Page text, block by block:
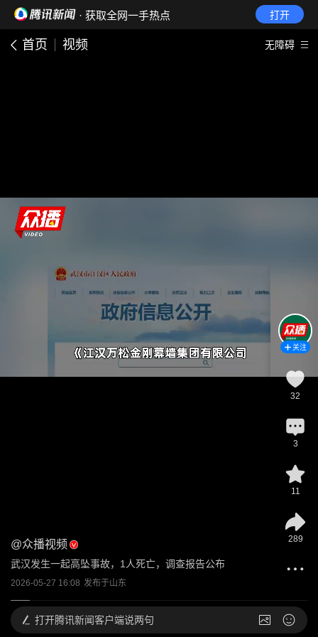
· 获取全网一手热点 打开
首页 视频 无障碍
@众播视频
武汉发生一起高坠事故，1人死亡，调查报告公布
2026-05-27 16:08 发布于山东
关注
32
3
11
289
打开腾讯新闻客户端说两句